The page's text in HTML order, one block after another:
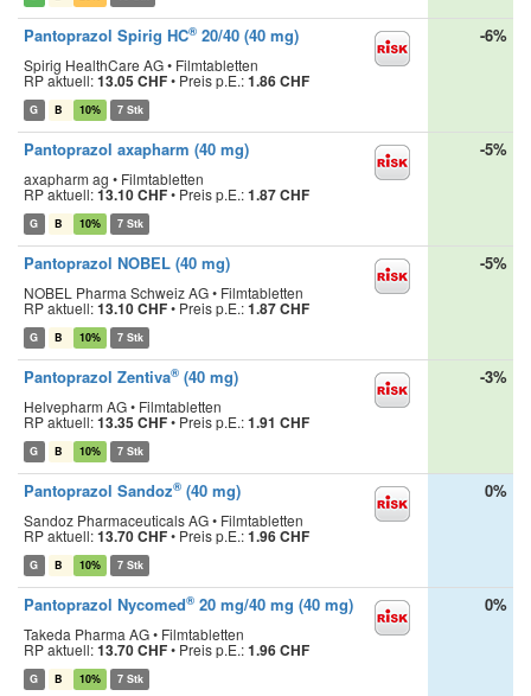
Pantoprazol Spirig HC® 20/40 (40 mg)
Spirig HealthCare AG • Filmtabletten
RP aktuell:13.05 CHF• Preis p.E.:1.86 CHF
G B 10% 7 Stk
-6%
Pantoprazol axapharm (40 mg)
axapharm ag • Filmtabletten
RP aktuell:13.10 CHF• Preis p.E.:1.87 CHF
G B 10% 7 Stk
-5%
Pantoprazol NOBEL (40 mg)
NOBEL Pharma Schweiz AG • Filmtabletten
RP aktuell:13.10 CHF• Preis p.E.:1.87 CHF
G B 10% 7 Stk
-5%
Pantoprazol Zentiva® (40 mg)
Helvepharm AG • Filmtabletten
RP aktuell:13.35 CHF• Preis p.E.:1.91 CHF
G B 10% 7 Stk
-3%
Pantoprazol Sandoz® (40 mg)
Sandoz Pharmaceuticals AG • Filmtabletten
RP aktuell:13.70 CHF• Preis p.E.:1.96 CHF
G B 10% 7 Stk
0%
Pantoprazol Nycomed® 20 mg/40 mg (40 mg)
Takeda Pharma AG • Filmtabletten
RP aktuell:13.70 CHF• Preis p.E.:1.96 CHF
G B 10% 7 Stk
0%